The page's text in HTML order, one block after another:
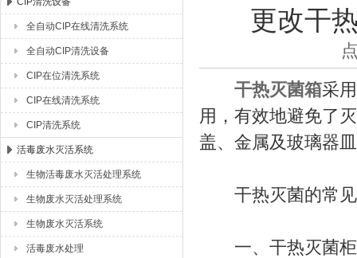
湖北恒丰医疗制药设备有限公司
全自动CIP在线清洗系统
全自动CIP清洗设备
CIP在位清洗系统
CIP在线清洗系统
CIP清洗系统
活毒废水灭活系统
生物活毒废水灭活处理系统
生物废水灭活处理系统
生物废水灭活系统
活毒废水处理
更改干
干热灭菌箱采
用，有效地避免了
盖、金属及玻璃器
干热灭菌的常见
一、干热灭菌柜